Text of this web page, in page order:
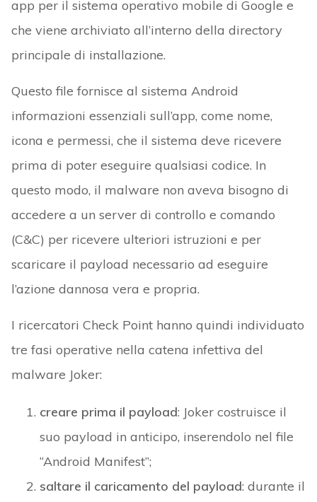
app per il sistema operativo mobile di Google e
che viene archiviato all’interno della directory
principale di installazione.
Questo file fornisce al sistema Android
informazioni essenziali sull’app, come nome,
icona e permessi, che il sistema deve ricevere
prima di poter eseguire qualsiasi codice. In
questo modo, il malware non aveva bisogno di
accedere a un server di controllo e comando
(C&C) per ricevere ulteriori istruzioni e per
scaricare il payload necessario ad eseguire
l’azione dannosa vera e propria.
I ricercatori Check Point hanno quindi individuato
tre fasi operative nella catena infettiva del
malware Joker:
creare prima il payload: Joker costruisce il
suo payload in anticipo, inserendolo nel file
“Android Manifest”;
saltare il caricamento del payload: durante il